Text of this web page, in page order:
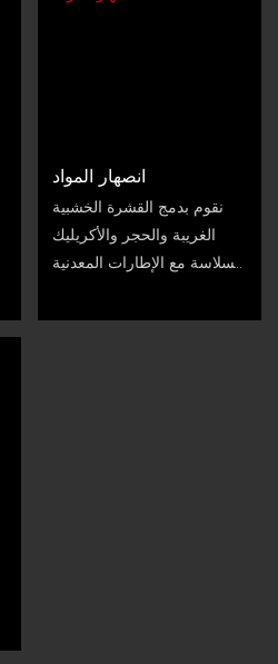
انصهار المواد
نقوم بدمج القشرة الخشبية
الغريبة والحجر والأكريليك
بسلاسة مع الإطارات المعدنية